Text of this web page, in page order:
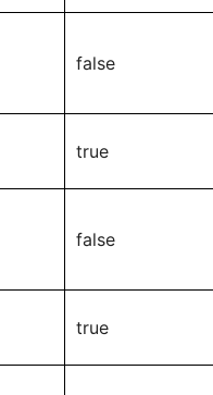
false
true
false
true